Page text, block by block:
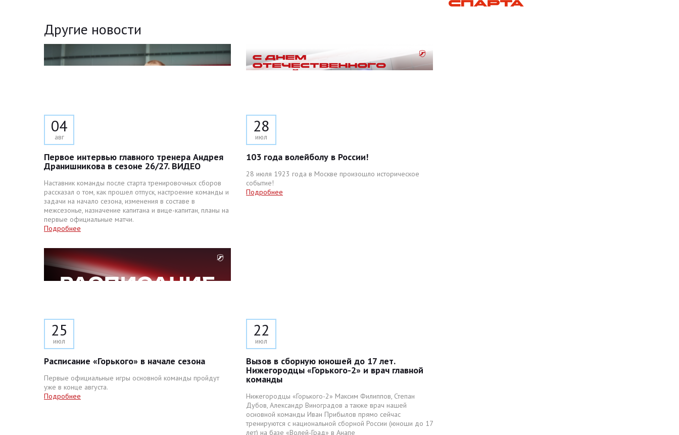
Другие новости
04
авг
Первое интервью главного тренера Андрея
Дранишникова в сезоне 26/27. ВИДЕО
Наставник команды после старта тренировочных сборов
рассказал о том, как прошел отпуск, настроение команды и
задачи на начало сезона, изменения в составе в
межсезонье, назначение капитана и вице-капитан, планы на
первые официальные матчи.
Подробнее
28
июл
103 года волейболу в России!
28 июля 1923 года в Москве произошло историческое
событие!
Подробнее
25
июл
Расписание «Горького» в начале сезона
Первые официальные игры основной команды пройдут
уже в конце августа.
Подробнее
22
июл
Вызов в сборную юношей до 17 лет.
Нижегородцы «Горького-2» и врач главной
команды
Нижегородцы «Горького-2» Максим Филиппов, Степан
Дубов, Александр Виноградов а также врач нашей
основной команды Иван Прибылов прямо сейчас
тренируются с национальной сборной России (юноши до 17
лет) на базе «Волей-Град» в Анапе